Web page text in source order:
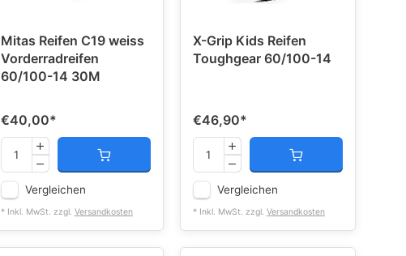
Mitas Reifen C19 weiss
Vorderradreifen
60/100-14 30M
€40,00*
Vergleichen
* Inkl. MwSt. zzgl. Versandkosten
X-Grip Kids Reifen
Toughgear 60/100-14
€46,90*
Vergleichen
* Inkl. MwSt. zzgl. Versandkosten